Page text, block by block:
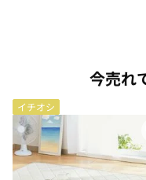
今売れ
イチオシ